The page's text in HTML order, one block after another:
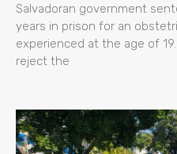
Salvadoran government
years in prison for an
experienced at the age of
reject the